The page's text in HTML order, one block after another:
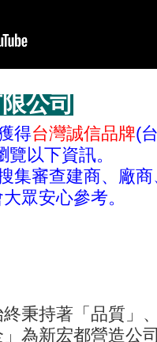
公司
得台灣誠信品牌(
以下資訊。
集審查建商、廠
眾安心參考。
秉持著「品質」
為新宏都營造公